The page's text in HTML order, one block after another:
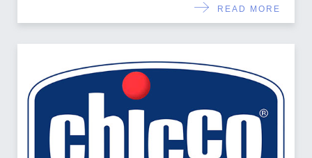
READ MORE